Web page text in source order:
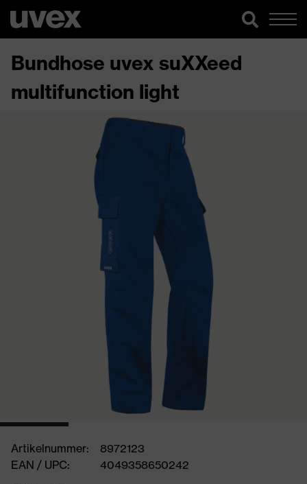
Bundhose uvex suXXeed
multifunction light
Artikelnummer:
8972123
EAN / UPC:
4049358650242